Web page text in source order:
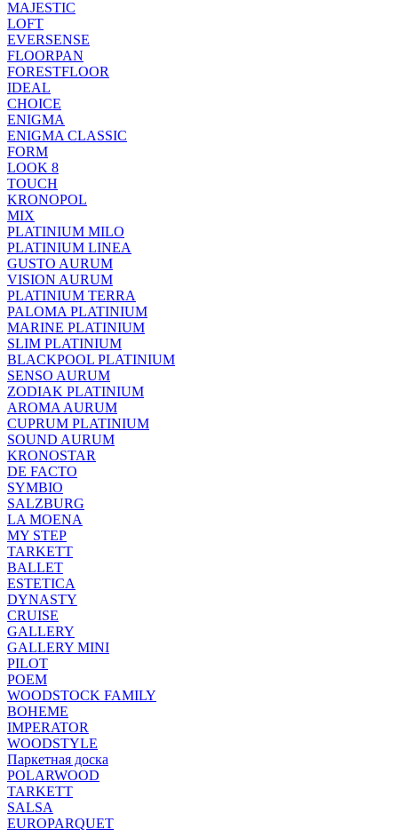
MAJESTIC
LOFT
EVERSENSE
FLOORPAN
FORESTFLOOR
IDEAL
CHOICE
ENIGMA
ENIGMA CLASSIC
FORM
LOOK 8
TOUCH
KRONOPOL
MIX
PLATINIUM MILO
PLATINIUM LINEA
GUSTO AURUM
VISION AURUM
PLATINIUM TERRA
PALOMA PLATINIUM
MARINE PLATINIUM
SLIM PLATINIUM
BLACKPOOL PLATINIUM
SENSO AURUM
ZODIAK PLATINIUM
AROMA AURUM
CUPRUM PLATINIUM
SOUND AURUM
KRONOSTAR
DE FACTO
SYMBIO
SALZBURG
LA MOENA
MY STEP
TARKETT
BALLET
ESTETICA
DYNASTY
CRUISE
GALLERY
GALLERY MINI
PILOT
POEM
WOODSTOCK FAMILY
BOHEME
IMPERATOR
WOODSTYLE
Паркетная доска
POLARWOOD
TARKETT
SALSA
EUROPARQUET